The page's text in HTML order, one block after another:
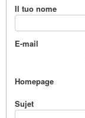
Il tuo nome
E-mail
Homepage
Sujet